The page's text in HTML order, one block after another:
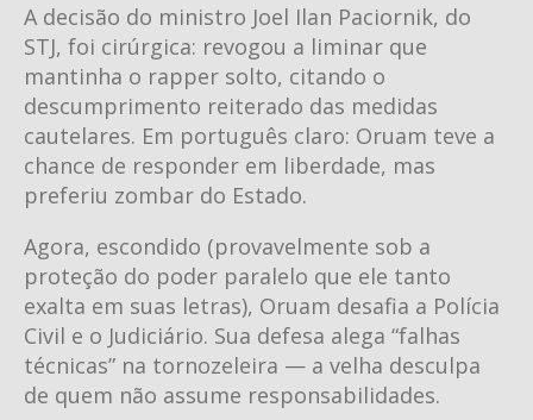
A decisão do ministro Joel Ilan Paciornik, do
STJ, foi cirúrgica: revogou a liminar que
mantinha o rapper solto, citando o
descumprimento reiterado das medidas
cautelares. Em português claro: Oruam teve a
chance de responder em liberdade, mas
preferiu zombar do Estado.
Agora, escondido (provavelmente sob a
proteção do poder paralelo que ele tanto
exalta em suas letras), Oruam desafia a Polícia
Civil e o Judiciário. Sua defesa alega “falhas
técnicas” na tornozeleira — a velha desculpa
de quem não assume responsabilidades.